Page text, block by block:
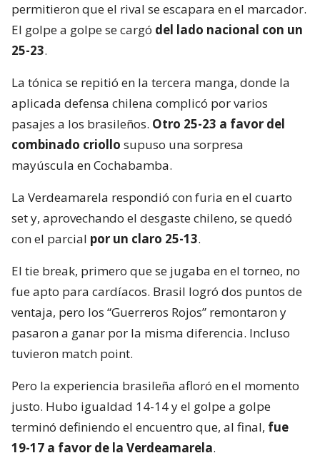
permitieron que el rival se escapara en el marcador.
El golpe a golpe se cargó del lado nacional con un
25-23.
La tónica se repitió en la tercera manga, donde la
aplicada defensa chilena complicó por varios
pasajes a los brasileños. Otro 25-23 a favor del
combinado criollo supuso una sorpresa
mayúscula en Cochabamba.
La Verdeamarela respondió con furia en el cuarto
set y, aprovechando el desgaste chileno, se quedó
con el parcial por un claro 25-13.
El tie break, primero que se jugaba en el torneo, no
fue apto para cardíacos. Brasil logró dos puntos de
ventaja, pero los “Guerreros Rojos” remontaron y
pasaron a ganar por la misma diferencia. Incluso
tuvieron match point.
Pero la experiencia brasileña afloró en el momento
justo. Hubo igualdad 14-14 y el golpe a golpe
terminó definiendo el encuentro que, al final, fue
19-17 a favor de la Verdeamarela.